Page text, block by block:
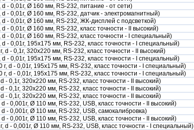
- 0,01г, Ø 160 мм, RS-232, питание - от сети)
0,01г, Ø 160 мм, RS-232, датчик - электромагнитный)
- 0,01г, Ø 160 мм, RS-232, ЖК-дисплей с подсветкой)
0,01г, Ø 160 мм, RS-232, класс точности - II высокий)
0,01г, Ø 160 мм, RS-232, класс точности - I специальный)
0,01г, 195х175 мм, RS-232, класс точности - I специальный)
- 0,1г, 320х220 мм, RS-232, класс точности - II высокий)
0,01г, 195х175 мм, RS-232, класс точности - I специальный)
d - 0,01г, 195х175 мм, RS-232, класс точности - I специальный)
d - 0,01г, 195х175 мм, RS-232, класс точности - I специальный)
0,1г, 320х220 мм, RS-232, класс точности - II высокий)
0,1г, 320х220 мм, RS-232, класс точности - II высокий)
0,1г, 320х220 мм, RS-232, класс точности - II высокий)
0,001г, Ø 110 мм, RS-232, USB, класс точности - II высокий)
- 0,001г, Ø 110 мм, RS-232, USB, самокалибровка)
0,001г, Ø 110 мм, RS-232, USB, класс точности - II высокий)
- 0,001г, Ø 110 мм, RS-232, USB, класс точности - I специальный)